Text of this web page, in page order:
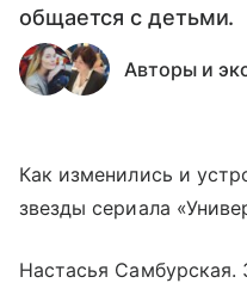
общается с детьми.
Авторы и
Как изменились и
звезды сериала
Настасья Самбурская.